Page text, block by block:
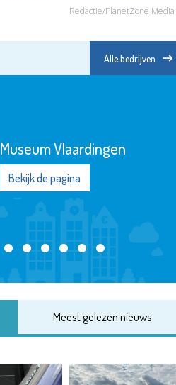
Redactie/PlanetZone
Alle bedrijven
Museum Vlaardingen
Bekijk de pagina
Meest gelezen nieuws